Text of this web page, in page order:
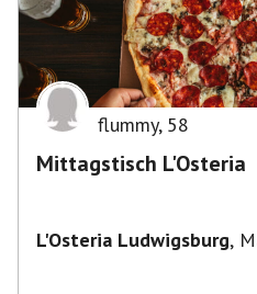
flummy, 58
Mittagstisch L'Osteria
L'Osteria Ludwigsburg,